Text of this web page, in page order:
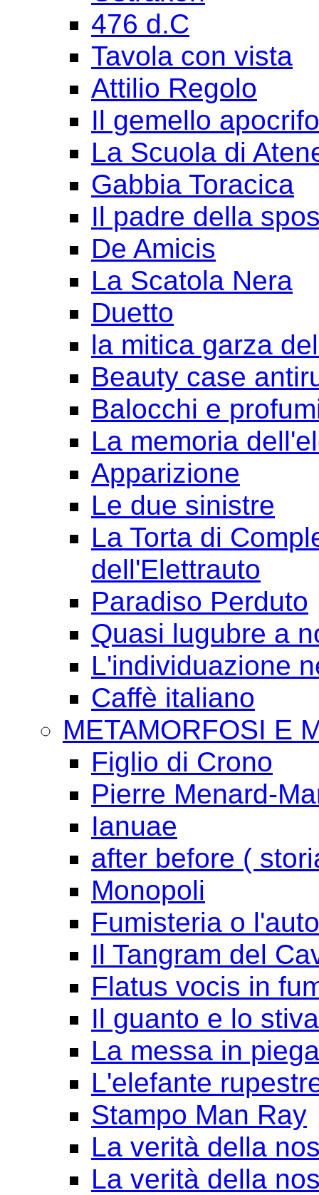
476 d.C
Tavola con vista
Attilio Regolo
Il gemello apocrifo
La Scuola di
Gabbia Toracica
Il padre della
De Amicis
La Scatola Nera
Duetto
la mitica garza
Beauty case
Balocchi e
La memoria
Apparizione
Le due sinistre
La Torta di
dell'Elettrauto
Paradiso Perduto
Quasi lugubre a
L'individuazione
Caffè italiano
METAMORFOSI E
Figlio di Crono
Pierre Menard-
Ianuae
after before (
Monopoli
Fumisteria o
Il Tangram del
Flatus vocis in
Il guanto e lo
La messa in piega
L'elefante
Stampo Man Ray
La verità della
La verità della